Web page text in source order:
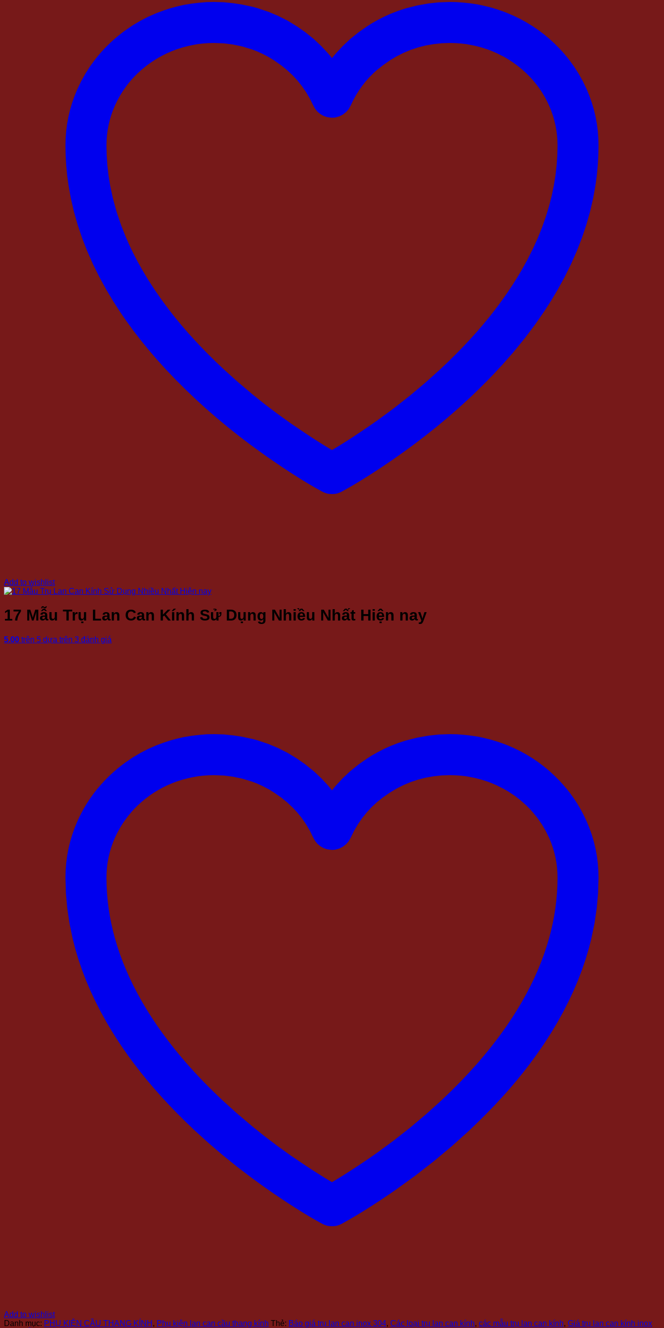
Add to wishlist
17 Mẫu Trụ Lan Can Kính Sử Dụng Nhiều Nhất Hiện nay
5.00 trên 5 dựa trên 3 đánh giá
Add to wishlist
Danh mục: PHỤ KIỆN CẦU THANG KÍNH , Phụ kiện lan can cầu thang kính Thẻ: Báo giá trụ lan can inox 304, Các loại trụ lan can kính, các mẫu trụ lan can kính, Giá trụ lan can kính inox